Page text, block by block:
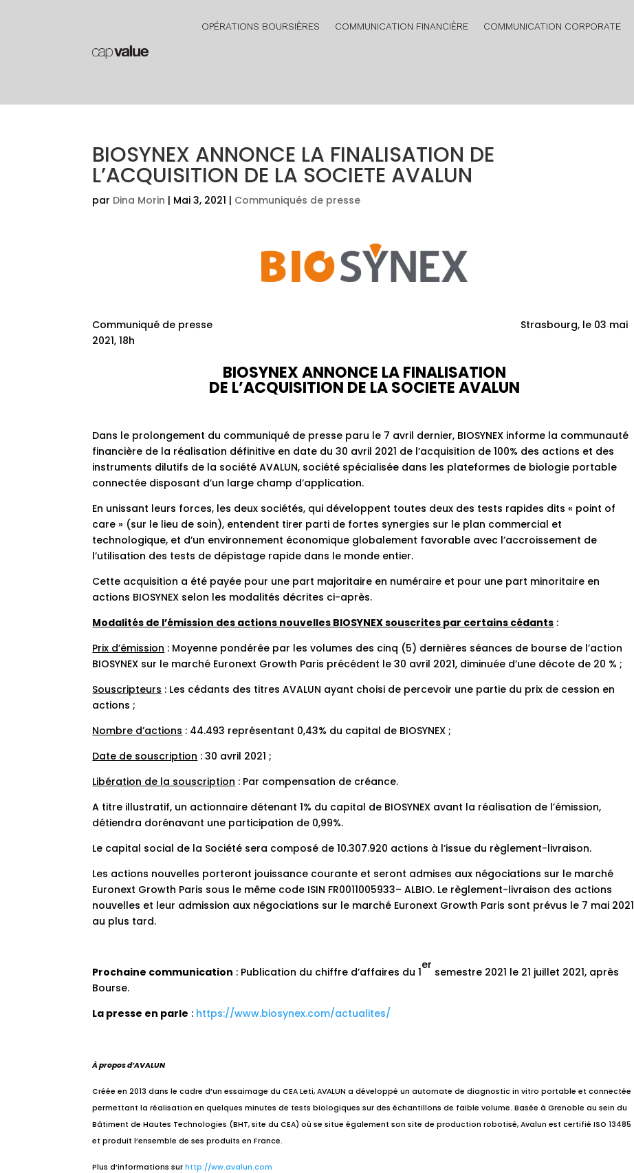
OPÉRATIONS BOURSIÈRES COMMUNICATION FINANCIÈRE COMMUNICATION CORPORATE
BIOSYNEX ANNONCE LA FINALISATION DE
L’ACQUISITION DE LA SOCIETE AVALUN
par Dina Morin | Mai 3, 2021 | Communiqués de presse
Communiqué de presse
Strasbourg, le 03 mai
2021, 18h
BIOSYNEX ANNONCE LA FINALISATION
DE L’ACQUISITION DE LA SOCIETE AVALUN
Dans le prolongement du communiqué de presse paru le 7 avril dernier, BIOSYNEX informe la communauté
financière de la réalisation définitive en date du 30 avril 2021 de l’acquisition de 100% des actions et des
instruments dilutifs de la société AVALUN, société spécialisée dans les plateformes de biologie portable
connectée disposant d’un large champ d’application.
En unissant leurs forces, les deux sociétés, qui développent toutes deux des tests rapides dits « point of
care » (sur le lieu de soin), entendent tirer parti de fortes synergies sur le plan commercial et
technologique, et d’un environnement économique globalement favorable avec l’accroissement de
l’utilisation des tests de dépistage rapide dans le monde entier.
Cette acquisition a été payée pour une part majoritaire en numéraire et pour une part minoritaire en
actions BIOSYNEX selon les modalités décrites ci-après.
Modalités de l’émission des actions nouvelles BIOSYNEX souscrites par certains cédants :
Prix d’émission : Moyenne pondérée par les volumes des cinq (5) dernières séances de bourse de l’action
BIOSYNEX sur le marché Euronext Growth Paris précédent le 30 avril 2021, diminuée d’une décote de 20 % ;
Souscripteurs : Les cédants des titres AVALUN ayant choisi de percevoir une partie du prix de cession en
actions ;
Nombre d’actions : 44.493 représentant 0,43% du capital de BIOSYNEX ;
Date de souscription : 30 avril 2021 ;
Libération de la souscription : Par compensation de créance.
A titre illustratif, un actionnaire détenant 1% du capital de BIOSYNEX avant la réalisation de l’émission,
détiendra dorénavant une participation de 0,99%.
Le capital social de la Société sera composé de 10.307.920 actions à l’issue du règlement-livraison.
Les actions nouvelles porteront jouissance courante et seront admises aux négociations sur le marché
Euronext Growth Paris sous le même code ISIN FR0011005933– ALBIO. Le règlement-livraison des actions
nouvelles et leur admission aux négociations sur le marché Euronext Growth Paris sont prévus le 7 mai 2021
au plus tard.
Prochaine communication : Publication du chiffre d’affaires du 1
er
semestre 2021 le 21 juillet 2021, après
Bourse.
La presse en parle : https://www.biosynex.com/actualites/
À propos d’AVALUN
Créée en 2013 dans le cadre d’un essaimage du CEA Leti, AVALUN a développé un automate de diagnostic in vitro portable et connectée
permettant la réalisation en quelques minutes de tests biologiques sur des échantillons de faible volume. Basée à Grenoble au sein du
Bâtiment de Hautes Technologies (BHT, site du CEA) où se situe également son site de production robotisé, Avalun est certifié ISO 13485
et produit l’ensemble de ses produits en France.
Plus d’informations sur http://ww.avalun.com